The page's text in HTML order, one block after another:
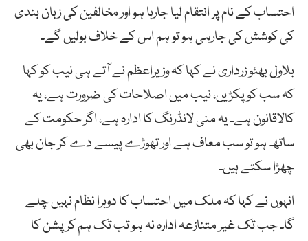
احتساب کے نام پر انتقام لیا جارہا ہو اور مخالفین کی زبان بندی
کی کوشش کی جارہی ہو تو ہم اس کے خلاف بولیں گے۔
بلاول بھٹو زرداری نے کہا کہ وزیراعظم نے آتے ہی نیب کو کہا
کہ سب کو پکڑیں، نیب میں اصلاحات کی ضرورت ہے، یہ
کالاقانون ہے۔ یہ منی لانڈرنگ کا ادارہ ہے، اگر حکومت کے
ساتھ ہو تو سب معاف ہے اور تھوڑے پیسے دے کر جان بھی
چھڑا سکتے ہیں۔
انہوں نے کہا کہ ملک میں احتساب کا دوہرا نظام نہیں چلے
گا۔ جب تک غیر متنازعہ ادارہ نہ ہو تب تک ہم کرپشن کا